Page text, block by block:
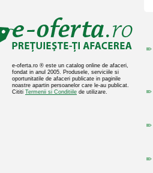
e-oferta.ro ® este un catalog online de afaceri,
fondat in anul 2005. Produsele, serviciile si
oportunitatile de afaceri publicate in paginile
noastre apartin persoanelor care le-au publicat.
Cititi Termenii si Conditiile de utilizare.